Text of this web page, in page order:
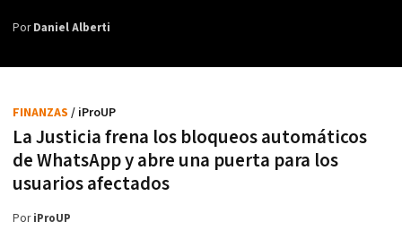
PorDaniel Alberti
La Justicia frena los bloqueos automáticos
de WhatsApp y abre una puerta para los
usuarios afectados
FINANZAS / iProUP
PoriProUP